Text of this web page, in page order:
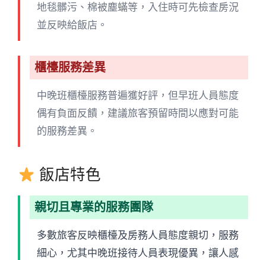
地毯髒污、棉被塵蟎等，入住時可先檢查房況
並反映給飯店。
櫃檯服務差異
中晚班櫃檯服務普遍獲好評，但早班人員態度
偶有負面反饋，建議旅客預留時間以應對可能
的服務差異。
飯店特色
親切且專業的服務團隊
多數旅客反映櫃檯及房務人員態度親切，服務
細心，尤其中晚班接待人員表現優異，讓人感